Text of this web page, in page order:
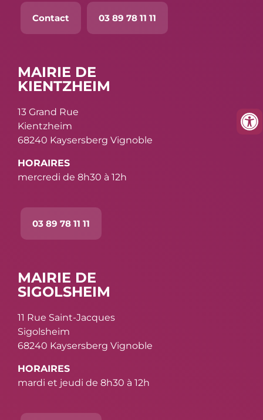
Contact 03 89 78 11 11
MAIRIE DE
KIENTZHEIM
13 Grand Rue
Kientzheim
68240 Kaysersberg Vignoble
HORAIRES
mercredi de 8h30 à 12h
03 89 78 11 11
MAIRIE DE
SIGOLSHEIM
11 Rue Saint-Jacques
Sigolsheim
68240 Kaysersberg Vignoble
HORAIRES
mardi et jeudi de 8h30 à 12h